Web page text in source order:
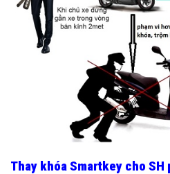
Thay khóa Smartkey cho SH